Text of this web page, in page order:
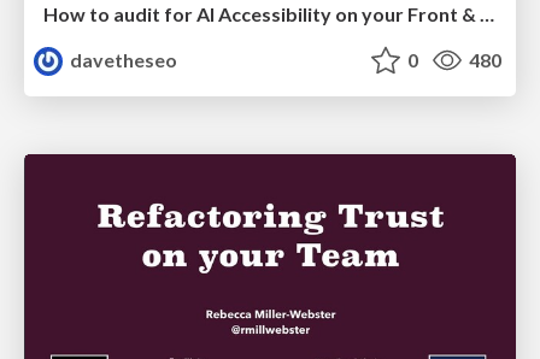
How to audit for AI Accessibility on your Front & Back End
davetheseo
0 480